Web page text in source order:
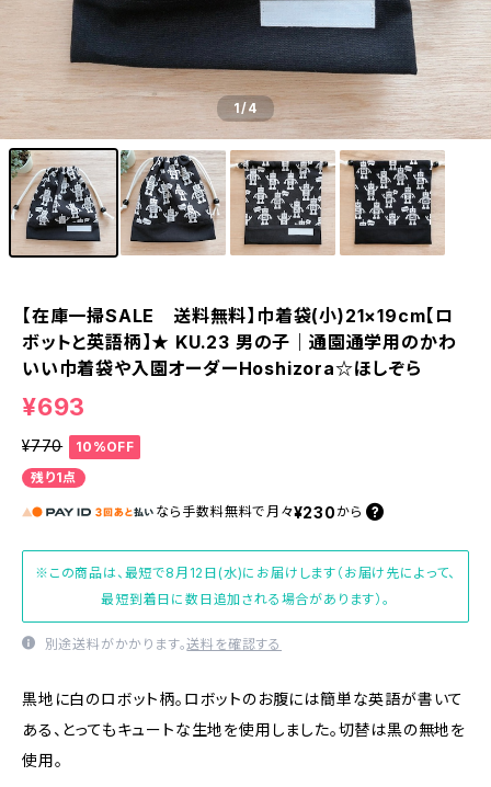
1/4
【在庫一掃SALE 送料無料】巾着袋(小)21×19cm【ロ
ボットと英語柄】★ KU.23 男の子｜通園通学用のかわ
いい巾着袋や入園オーダーHoshizora☆ほしぞら
¥693
¥770
10%OFF
残り1点
なら 手数料無料で 月々¥230 から
※この商品は、最短で8月12日(水)にお届けします（お届け先によって、
最短到着日に数日追加される場合があります）。
別途送料がかかります。送料を確認する
黒地に白のロボット柄。ロボットのお腹には簡単な英語が書いて
ある、とってもキュートな生地を使用しました。切替は黒の無地を
使用。